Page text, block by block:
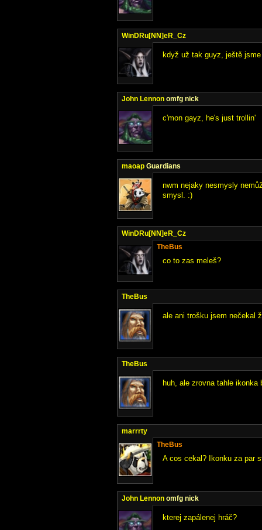
WinDRu[NN]eR_Cz
když už tak guyz, ještě
John Lennon omfg nick
c'mon gayz, he's just trollin'
maoap Guardians
nwm nejaky nesmysly
smysl. :)
WinDRu[NN]eR_Cz
TheBus
co to zas meleš?
TheBus
ale ani trošku jsem nečekal
TheBus
huh, ale zrovna tahle
marrrty
TheBus
A cos cekal? Ikonku za par
John Lennon omfg nick
kterej zapálenej hráč?